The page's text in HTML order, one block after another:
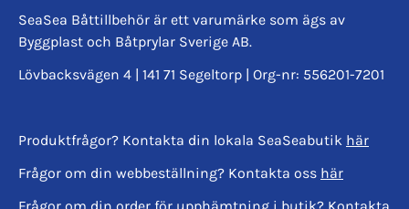
MERCURY:
85009: 2,2 hk.
MINN KOTA
85006: Endura C2, 30-55 Lbs, Riptide, 45-55 Lbs
SeaSea Båttillbehör är ett varumärke som ägs av
Byggplast och Båtprylar Sverige AB.
Lövbacksvägen 4 | 141 71 Segeltorp | Org-nr: 556201-7201
Produktfrågor? Kontakta din lokala SeaSeabutik här
Frågor om din webbeställning? Kontakta oss här
Frågor om din order för upphämtning i butik? Kontakta